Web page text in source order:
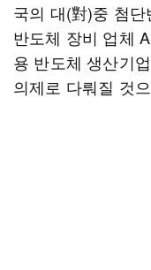
국의 대(對)중 첨
반도체 장비 업체
용 반도체 생산기
의제로 다뤄질 것